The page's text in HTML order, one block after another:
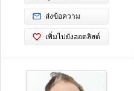
ส่งข้อความ
เพิ่มไปยังฮอตลิสต์